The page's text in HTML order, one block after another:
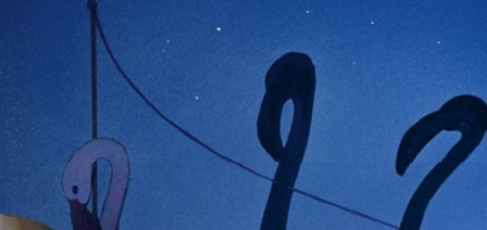
d’Arte
Venezia
Film Festival
di Roma
Festival